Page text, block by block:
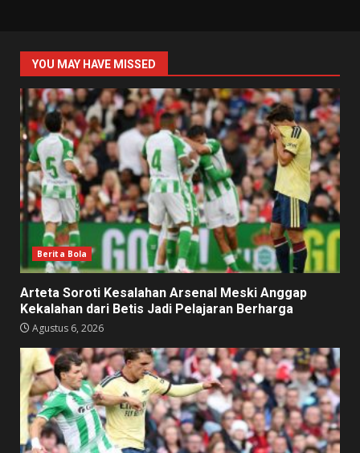
YOU MAY HAVE MISSED
Berita Bola
Arteta Soroti Kesalahan Arsenal Meski Anggap
Kekalahan dari Betis Jadi Pelajaran Berharga
Agustus 6, 2026